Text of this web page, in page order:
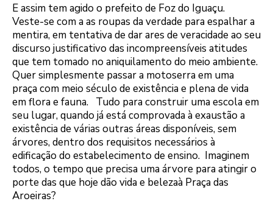
E assim tem agido o prefeito de Foz do Iguaçu.
Veste-se com a as roupas da verdade para espalhar a
mentira, em tentativa de dar ares de veracidade ao seu
discurso justificativo das incompreensíveis atitudes
que tem tomado no aniquilamento do meio ambiente.
Quer simplesmente passar a motoserra em uma
praça com meio século de existência e plena de vida
em flora e fauna. Tudo para construir uma escola em
seu lugar, quando já está comprovada à exaustão a
existência de várias outras áreas disponíveis, sem
árvores, dentro dos requisitos necessários à
edificação do estabelecimento de ensino. Imaginem
todos, o tempo que precisa uma árvore para atingir o
porte das que hoje dão vida e belezaà Praça das
Aroeiras?